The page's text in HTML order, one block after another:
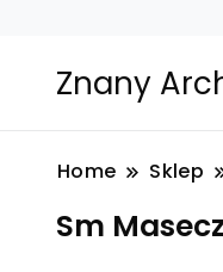
Znany
Home Sklep
Sm